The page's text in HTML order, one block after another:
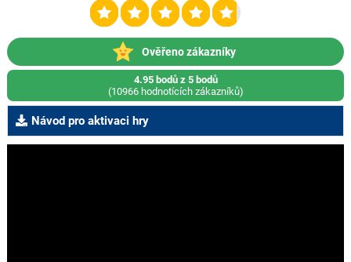
Ověřeno zákazníky
4.95 bodů z 5 bodů
(10966 hodnotících zákazníků)
Návod pro aktivaci hry